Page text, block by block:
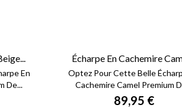
En
De...
Écharpe En Cachemire
Optez Pour Cette Belle
Cachemire Camel Premium
89,95 €